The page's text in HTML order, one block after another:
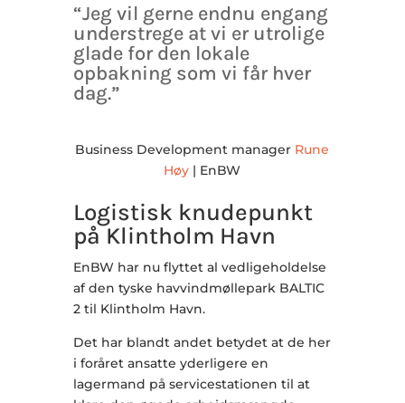
“Jeg vil gerne endnu engang
understrege at vi er utrolige
glade for den lokale
opbakning som vi får hver
dag.”
Business Development manager Rune
Høy | EnBW
Logistisk knudepunkt
på Klintholm Havn
EnBW har nu flyttet al vedligeholdelse
af den tyske havvindmøllepark BALTIC
2 til Klintholm Havn.
Det har blandt andet betydet at de her
i foråret ansatte yderligere en
lagermand på servicestationen til at